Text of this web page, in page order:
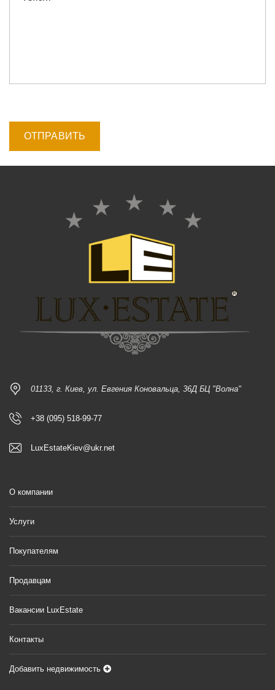
01133, г. Киев, ул. Евгения Коновальца, 36Д БЦ "Волна"
+38 (095) 518-99-77
LuxEstateKiev@ukr.net
О компании
Услуги
Покупателям
Продавцам
Вакансии LuxEstate
Контакты
Добавить недвижимость